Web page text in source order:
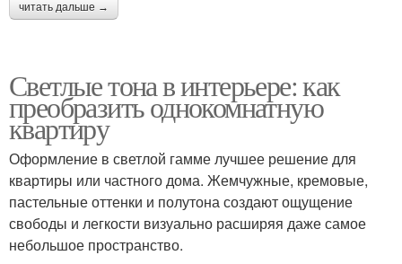
читать дальше →
Светлые тона в интерьере: как
преобразить однокомнатную
квартиру
Оформление в светлой гамме лучшее решение для
квартиры или частного дома. Жемчужные, кремовые,
пастельные оттенки и полутона создают ощущение
свободы и легкости визуально расширяя даже самое
небольшое пространство.